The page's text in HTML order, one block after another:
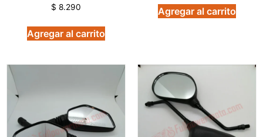
Valorado
en
de 5
$ 8.290
Agregar al carrito
de 5
Agregar al carrito